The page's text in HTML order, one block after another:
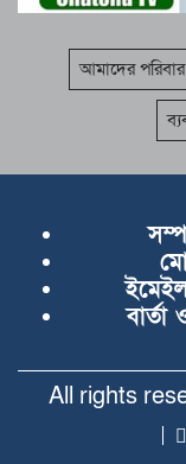
আমাদের পরিবার
All rights